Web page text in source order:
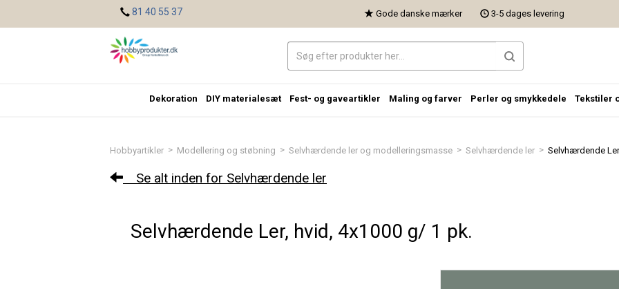
Hobbyartikler > Modellering og støbning > Selvhærdende ler og modelleringsmasse > Selvhærdende ler > Selvhærdende
Se alt inden for Selvhærdende ler
Selvhærdende Ler, hvid, 4x1000 g/ 1 pk.
81 40 55 37 Gode danske mærker 3-5 dages levering
Dekoration DIY materialesæt Fest- og gaveartikler Maling og farver Perler og smykkedele Tekstiler